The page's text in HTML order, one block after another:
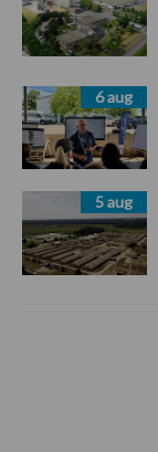
6 aug
5 aug